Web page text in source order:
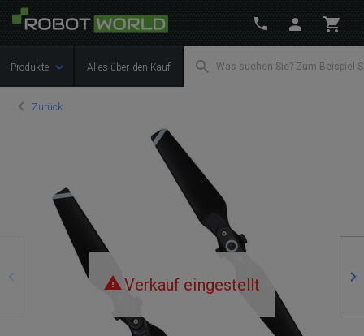
Produkte Alles über den Kauf
Zurück
Verkauf eingestellt